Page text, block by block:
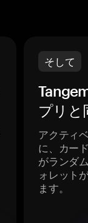
そして
プリと
アクティ
に、カー
がランダ
ォレット
ます。